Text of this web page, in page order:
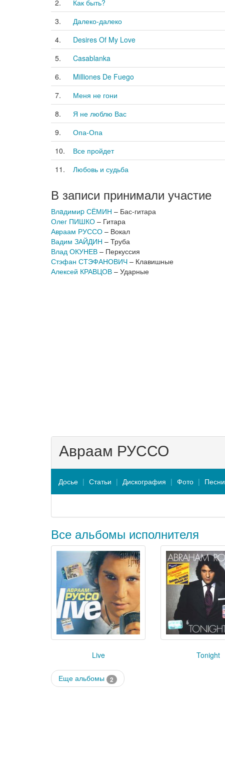
2.
Как быть?
3.
Далеко-далеко
4.
Desires Of My Love
5.
Casablanka
6.
Milliones De Fuego
7.
Меня не гони
8.
Я не люблю Вас
9.
Опа-Опа
10.
Все пройдет
11.
Любовь и судьба
В записи принимали участие
Влaдимиp СЁМИН – Бас-гитара
Олег ПИШКО – Гитара
Авраам РУССО – Вокал
Вадим ЗАЙДИН – Труба
Влад ОКУНЕВ – Перкуссия
Стэфан СТЭФАНОВИЧ – Клавишные
Алексей КРАВЦОВ – Ударные
Авраам РУССО
Досье Статьи Дискография Фото Песни
Все альбомы исполнителя
Live Tonight
Еще альбомы 2